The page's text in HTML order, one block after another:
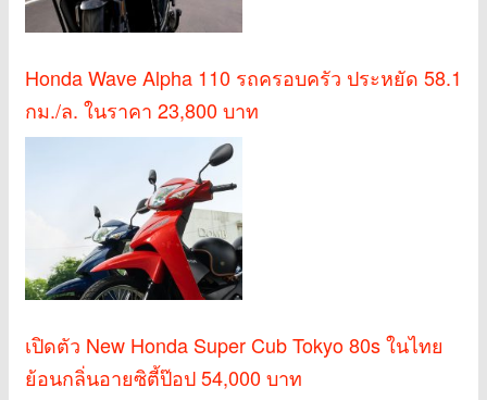
Honda Wave Alpha 110 รถครอบครัว ประหยัด 58.1
กม./ล. ในราคา 23,800 บาท
เปิดตัว New Honda Super Cub Tokyo 80s ในไทย
ย้อนกลิ่นอายซิตี้ป๊อป 54,000 บาท